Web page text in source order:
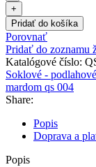
Pridať do košíka
Porovnať
Pridať do zoznamu
Katalógové číslo:
Soklové -
mardom qs 004
Share:
Popis
Doprava a
Popis